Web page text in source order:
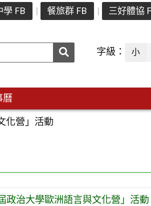
學 FB 餐旅群 FB 三好體協
送出 字級： 小
曆
化營」活動
政治大學歐洲語言與文化營」活動